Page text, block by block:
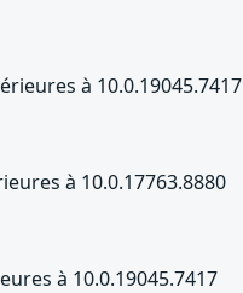
à 10.0.19045.7417
à 10.0.17763.8880
à 10.0.19045.7417